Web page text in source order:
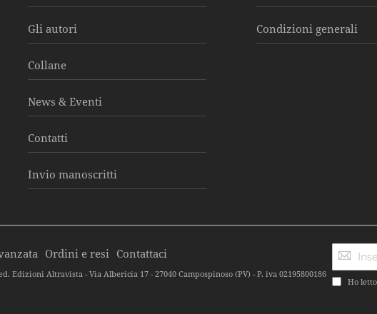
Gli autori
Collane
News & Eventi
Contatti
Invio manoscritti
Condizioni generali
Ho
Ordini e resi Contattaci
Edizioni Altravista - Via Albericia 17 - 27040 Campospinoso (PV) - P. iva 02195800186